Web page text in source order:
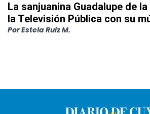
La sanjuanina Guadalupe de
la Televisión Pública con su
PorEstela Ruiz M.